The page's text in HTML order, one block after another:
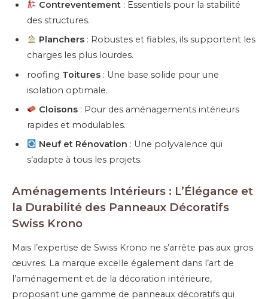
Contreventement : Essentiels pour la stabilité
des structures.
Planchers : Robustes et fiables, ils supportent les
charges les plus lourdes.
roofing Toitures : Une base solide pour une
isolation optimale.
Cloisons : Pour des aménagements intérieurs
rapides et modulables.
Neuf et Rénovation : Une polyvalence qui
s’adapte à tous les projets.
Aménagements Intérieurs : L’Élégance et
la Durabilité des Panneaux Décoratifs
Swiss Krono
Mais l’expertise de Swiss Krono ne s’arrête pas aux gros
œuvres. La marque excelle également dans l’art de
l’aménagement et de la décoration intérieure,
proposant une gamme de panneaux décoratifs qui